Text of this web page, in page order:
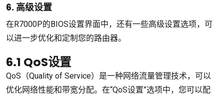
6. 高级设置
在R7000P的BIOS设置界面中，还有一些高级设置选项，可
以进一步优化和定制您的路由器。
6.1 QoS设置
QoS（Quality of Service）是一种网络流量管理技术，可以
优化网络性能和带宽分配。在“QoS设置”选项中，您可以配